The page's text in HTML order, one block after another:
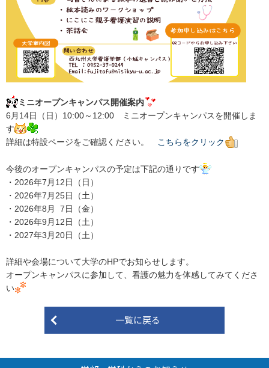
ミニオープンキャンパス開催案内
6月14日（日）10:00～12:00 ミニオープンキャンパスを開催しま
す
詳細は特設ページをご確認ください。
こちらをクリック
今後のオープンキャンパスの予定は下記の通りです
・2026年7月12日（日）
・2026年7月25日（土）
・2026年8月 7日（金）
・2026年9月12日（土）
・2027年3月20日（土）
詳細や会場について大学のHPでお知らせします。
オープンキャンパスに参加して、看護の魅力を体感してみてくださ
い
一覧に戻る